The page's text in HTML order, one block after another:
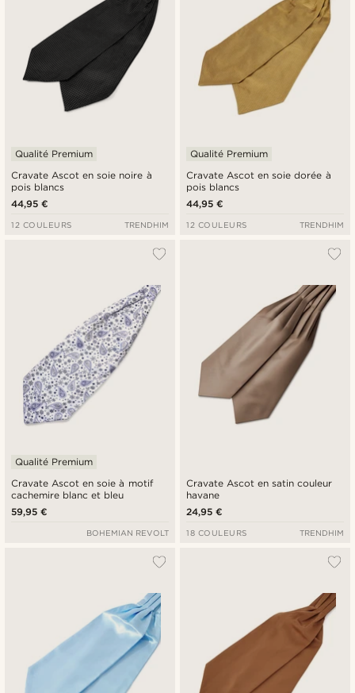
Cravate Ascot en soie noire à
pois blancs
Qualité Premium
44,95 €
12 COULEURS TRENDHIM
Cravate Ascot en soie dorée à
pois blancs
Qualité Premium
44,95 €
12 COULEURS TRENDHIM
Cravate Ascot en soie à motif
cachemire blanc et bleu
Qualité Premium
59,95 €
BOHEMIAN REVOLT
Cravate Ascot en satin couleur
havane
24,95 €
18 COULEURS TRENDHIM